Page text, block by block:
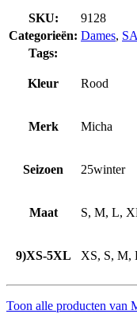
SKU:
9128
Categorieën: Dames,
Tags:
Kleur Rood
Merk Micha
Seizoen 25winter
Maat S, M, L,
9)XS-5XL XS, S,
Toon alle producten van